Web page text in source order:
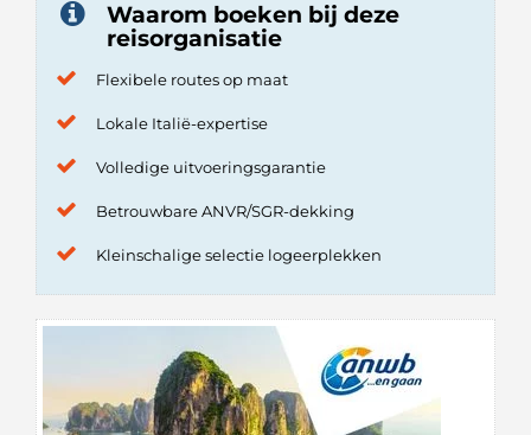
Waarom boeken bij deze
reisorganisatie
Flexibele routes op maat
Lokale Italië-expertise
Volledige uitvoeringsgarantie
Betrouwbare ANVR/SGR-dekking
Kleinschalige selectie logeerplekken